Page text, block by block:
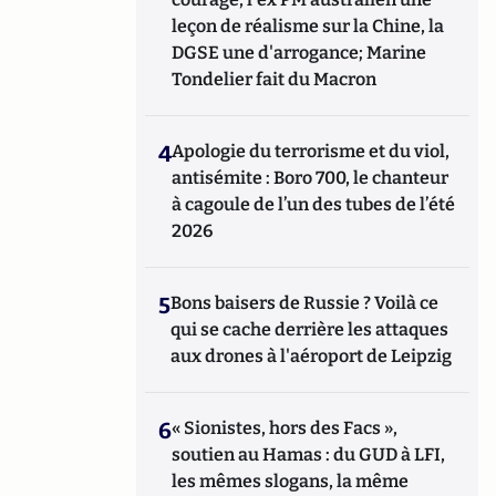
leçon de réalisme sur la Chine, la
DGSE une d'arrogance; Marine
Tondelier fait du Macron
4Apologie du terrorisme et du viol,
antisémite : Boro 700, le chanteur
à cagoule de l’un des tubes de l’été
2026
5Bons baisers de Russie ? Voilà ce
qui se cache derrière les attaques
aux drones à l'aéroport de Leipzig
6« Sionistes, hors des Facs »,
soutien au Hamas : du GUD à LFI,
les mêmes slogans, la même